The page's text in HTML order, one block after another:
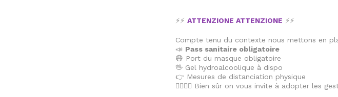
⚡⚡ ATTENZIONE ATTENZIONE ⚡⚡
Compte tenu du contexte nous mettons en
📣 Pass sanitaire obligatoire
😷 Port du masque obligatoire
🖖 Gel hydroalcoolique à dispo
👉 Mesures de distanciation physique
🙅‍♂🙅‍♀ Bien sûr on vous invite à adopter les